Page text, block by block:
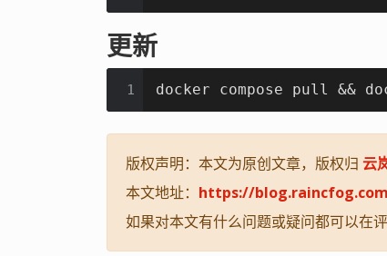
更新
1 docker compose pull &&
版权声明：本文为原创文章，版权归 云
本文地址： https://
如果对本文有什么问题或疑问都可以在